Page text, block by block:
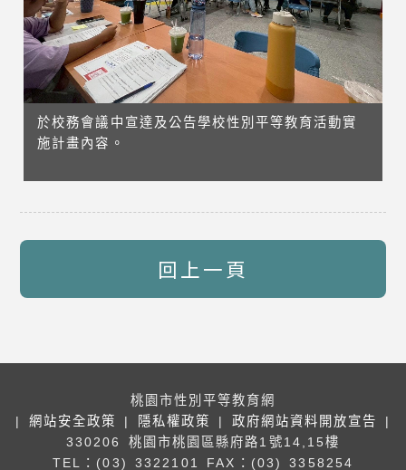
於校務會議中宣達及公告學校性別平等教育活動實
施計畫內容。
回上一頁
桃園市性別平等教育網
| 網站安全政策 | 隱私權政策 | 政府網站資料開放宣告
|
330206 桃園市桃園區縣府路1號14,15樓
TEL：(03) 3322101
FAX：(03) 3358254